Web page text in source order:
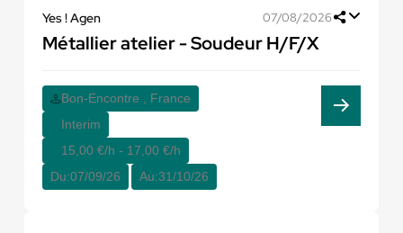
Yes ! Agen 07/08/2026
Métallier atelier - Soudeur H/F/X
Bon-Encontre , France
Interim
15,00 €/h - 17,00 €/h
Du:07/09/26 Au:31/10/26